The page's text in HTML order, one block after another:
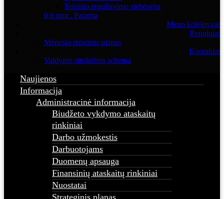
Teisinio reguliavimo stebėsena
0,6 proc. Parama
Meno kolektyvai
Renginiai
Mėnesio renginių planas
Kontaktai
Valdymo struktūros schema
Naujienos
Informacija
Administracinė informacija
Biudžeto vykdymo ataskaitų
rinkiniai
Darbo užmokestis
Darbuotojams
Duomenų apsauga
Finansinių ataskaitų rinkiniai
Nuostatai
Strateginis planas